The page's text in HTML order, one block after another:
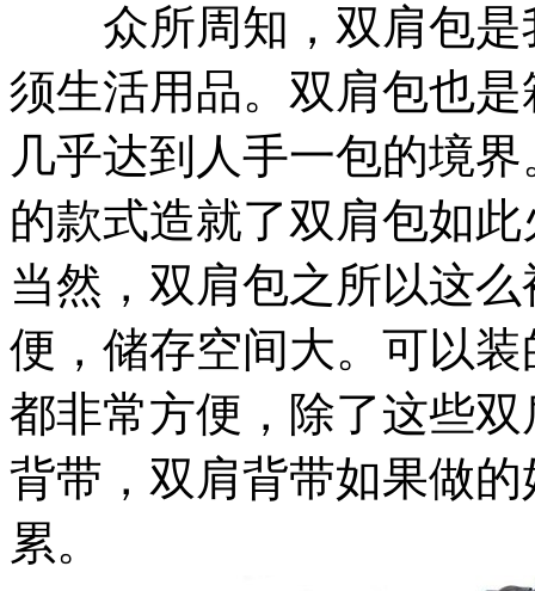
众所周知，双肩包是
须生活用品。双肩包也
几乎达到人手一包的境
的款式造就了双肩包如
当然，双肩包之所以这
便，储存空间大。可以
都非常方便，除了这些
背带，双肩背带如果做
累。